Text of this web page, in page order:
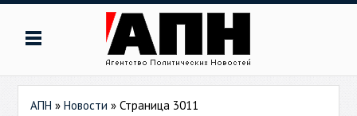
АПН »Новости » Страница 3011